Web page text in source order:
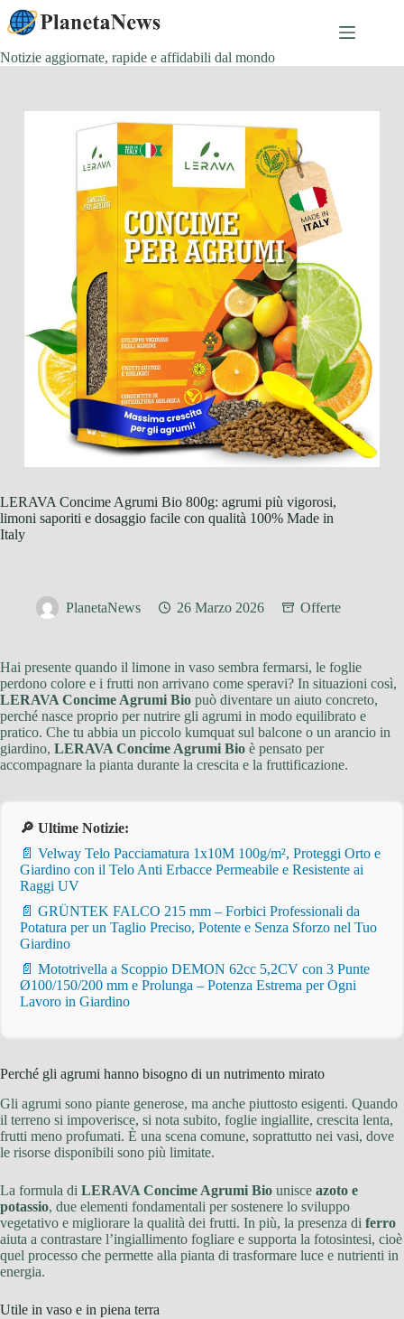
Salta
al
contenuto
Notizie aggiornate, rapide e affidabili dal mondo
LERAVA Concime Agrumi Bio 800g: agrumi più vigorosi,
limoni saporiti e dosaggio facile con qualità 100% Made in
Italy
PlanetaNews 26 Marzo 2026 Offerte
Hai presente quando il limone in vaso sembra fermarsi, le foglie
perdono colore e i frutti non arrivano come speravi? In situazioni così,
LERAVA Concime Agrumi Bio può diventare un aiuto concreto,
perché nasce proprio per nutrire gli agrumi in modo equilibrato e
pratico. Che tu abbia un piccolo kumquat sul balcone o un arancio in
giardino, LERAVA Concime Agrumi Bio è pensato per
accompagnare la pianta durante la crescita e la fruttificazione.
🔎 Ultime Notizie:
📄 Velway Telo Pacciamatura 1x10M 100g/m², Proteggi Orto e
Giardino con il Telo Anti Erbacce Permeabile e Resistente ai
Raggi UV
📄 GRÜNTEK FALCO 215 mm – Forbici Professionali da
Potatura per un Taglio Preciso, Potente e Senza Sforzo nel Tuo
Giardino
📄 Mototrivella a Scoppio DEMON 62cc 5,2CV con 3 Punte
Ø100/150/200 mm e Prolunga – Potenza Estrema per Ogni
Lavoro in Giardino
Perché gli agrumi hanno bisogno di un nutrimento mirato
Gli agrumi sono piante generose, ma anche piuttosto esigenti. Quando
il terreno si impoverisce, si nota subito, foglie ingiallite, crescita lenta,
frutti meno profumati. È una scena comune, soprattutto nei vasi, dove
le risorse disponibili sono più limitate.
La formula di LERAVA Concime Agrumi Bio unisce azoto e
potassio, due elementi fondamentali per sostenere lo sviluppo
vegetativo e migliorare la qualità dei frutti. In più, la presenza di ferro
aiuta a contrastare l’ingiallimento fogliare e supporta la fotosintesi, cioè
quel processo che permette alla pianta di trasformare luce e nutrienti in
energia.
Utile in vaso e in piena terra